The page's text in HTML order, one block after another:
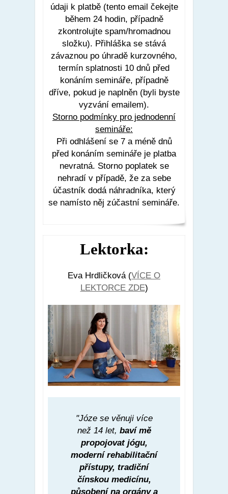
údaji k platbě (tento email čekejte
během 24 hodin, případně
zkontrolujte spam/hromadnou
složku). Přihláška se stává
závaznou po úhradě kurzovného,
termín splatnosti 10 dnů před
konáním semináře, případně
dříve, pokud je naplněn (byli byste
vyzvání emailem).
Storno podmínky pro jednodenní
semináře:
Při odhlášení se 7 a méně dnů
před konáním semináře je platba
nevratná. Storno poplatek se
nehradí v případě, že za sebe
účastník dodá náhradníka, který
se namísto něj zúčastní semináře.
Lektorka:
Eva Hrdličková (VÍCE O
LEKTORCE ZDE)
"Józe se věnuji více
než 14 let, baví mě
propojovat jógu,
moderní rehabilitační
přístupy, tradiční
čínskou medicínu,
působení na orgány a